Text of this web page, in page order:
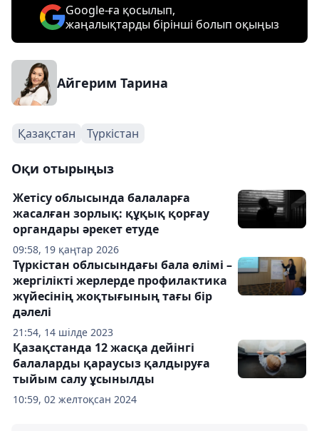
Google-ға қосылып,
жаңалықтарды бірінші болып оқыңыз
Айгерим Тарина
Қазақстан Түркістан
Оқи отырыңыз
09:58, 19 қаңтар 2026
Жетісу облысында балаларға
жасалған зорлық: құқық қорғау
органдары әрекет етуде
21:54, 14 шілде 2023
Түркістан облысындағы бала өлімі –
жергілікті жерлерде профилактика
жүйесінің жоқтығының тағы бір
дәлелі
10:59, 02 желтоқсан 2024
Қазақстанда 12 жасқа дейінгі
балаларды қараусыз қалдыруға
тыйым салу ұсынылды